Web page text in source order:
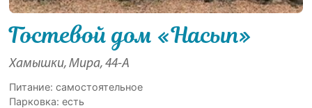
Гостевой дом «Насып»
Хамышки, Мира, 44-А
Питание: самостоятельное
Парковка: есть